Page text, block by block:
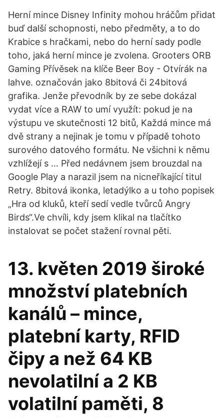
Herní mince Disney Infinity mohou hráčům přidat
buď další schopnosti, nebo předměty, a to do
Krabice s hračkami, nebo do herní sady podle
toho, jaká herní mince je zvolena. Grooters ORB
Gaming Přívěsek na klíče Beer Boy - Otvírák na
lahve. označován jako 8bitová či 24bitová
grafika. Jenže převodník by ze sebe dokázal
vydat více a RAW to umí využít: pokud je na
výstupu ve skutečnosti 12 bitů, Každá mince má
dvě strany a nejinak je tomu v případě tohoto
surového datového formátu. Ne všichni k němu
vzhlížejí s … Před nedávnem jsem brouzdal na
Google Play a narazil jsem na nicneříkající titul
Retry. 8bitová ikonka, letadýlko a u toho popisek
„Hra od kluků, kteří sedí vedle tvůrců Angry
Birds“.Ve chvíli, kdy jsem klikal na tlačítko
instalovat se počet stažení rovnal pěti.
13. květen 2019 široké
množství platebních
kanálů – mince,
platební karty, RFID
čipy a než 64 KB
nevolatilní a 2 KB
volatilní paměti, 8